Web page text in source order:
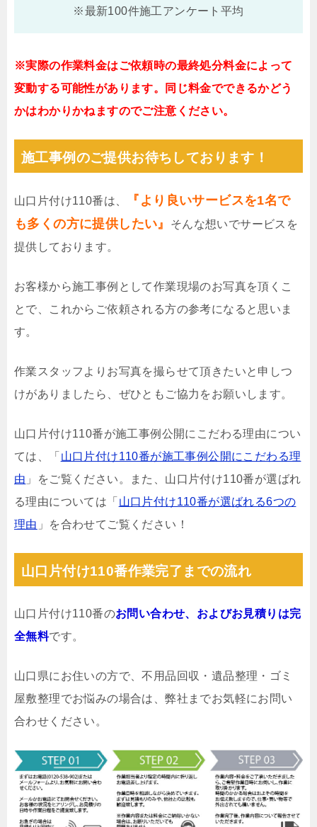
※最新100件施工アンケート平均
※実際の作業料金はご依頼時の最終処分料金によって
変動する可能性があります。同じ料金でできるかどう
かはわかりかねますのでご注意ください。
施工事例のご提供お待ちしております！
山口片付け110番は、
『より良いサービスを1名で
も多くの方に提供したい』
そんな想いでサービスを
提供しております。
お客様から施工事例として作業現場のお写真を頂くこ
とで、これからご依頼される方の参考になると思いま
す。
作業スタッフよりお写真を撮らせて頂きたいと申しつ
けがありましたら、ぜひともご協力をお願いします。
山口片付け110番が施工事例公開にこだわる理由につい
ては、「 山口片付け110番が施工事例公開にこだわる理
由 」をご覧ください。また、山口片付け110番が選ばれ
る理由については「 山口片付け110番が選ばれる6つの
理由 」を合わせてご覧ください！
山口片付け110番作業完了までの流れ
山口片付け110番のお問い合わせ、およびお見積りは完
全無料です。
山口県にお住いの方で、不用品回収・遺品整理・ゴミ
屋敷整理でお悩みの場合は、弊社までお気軽にお問い
合わせください。